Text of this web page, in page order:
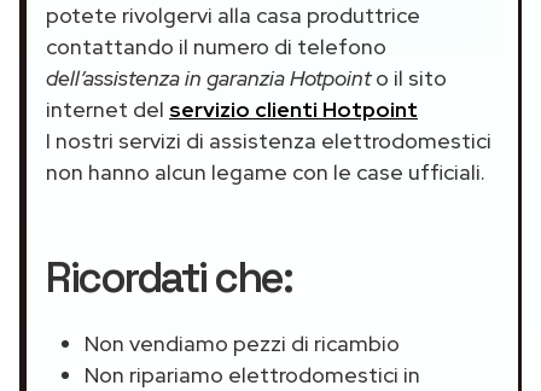
potete rivolgervi alla casa produttrice
contattando il numero di telefono
dell’assistenza in garanzia Hotpointo il sito
internet del servizio clienti Hotpoint
I nostri servizi di assistenza elettrodomestici
non hanno alcun legame con le case ufficiali.
Ricordati che:
Non vendiamo pezzi di ricambio
Non ripariamo elettrodomestici in